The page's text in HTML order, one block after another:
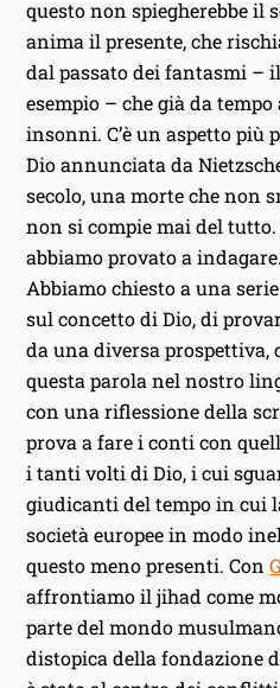
questo non spiegherebbe il
anima il presente, che
dal passato dei fantasmi –
esempio – che già da
insonni. C’è un aspetto più
Dio annunciata da
secolo, una morte che non
non si compie mai del tutto.
abbiamo provato a indagare.
Abbiamo chiesto a una
sul concetto di Dio, di
da una diversa prospettiva,
questa parola nel nostro
con una riflessione della
prova a fare i conti con
i tanti volti di Dio, i cui
giudicanti del tempo in cui
società europee in modo
questo meno presenti. Con
affrontiamo il jihad come
parte del mondo
distopica della fondazione